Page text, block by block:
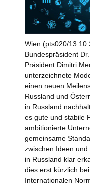
Wien (pts020/
Bundespräsident
Präsident Dimitri
unterzeichnete
einen neuen
Russland und
in Russland
es gute und stabile
ambitionierte
gemeinsame
zwischen Ideen
in Russland klar
dies erst kürzlich
Internationalen